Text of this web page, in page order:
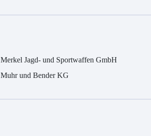
Merkel Jagd- und Sportwaffen GmbH
Muhr und Bender KG